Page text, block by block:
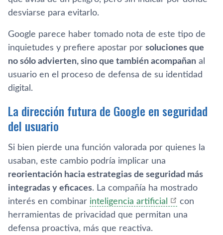
desviarse para evitarlo.
Google parece haber tomado nota de este tipo de
inquietudes y prefiere apostar por soluciones que
no sólo advierten, sino que también acompañan al
usuario en el proceso de defensa de su identidad
digital.
La dirección futura de Google en seguridad
del usuario
Si bien pierde una función valorada por quienes la
usaban, este cambio podría implicar una
reorientación hacia estrategias de seguridad más
integradas y eficaces. La compañía ha mostrado
interés en combinar inteligencia artificial
con
herramientas de privacidad que permitan una
defensa proactiva, más que reactiva.